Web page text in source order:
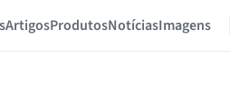
ArtigosProdutosNotíciasImagens